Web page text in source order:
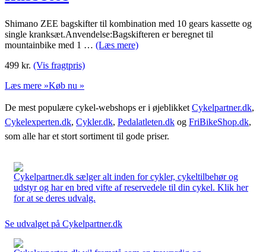
Shimano ZEE bagskifter til kombination med 10 gears kassette og
single kranksæt.Anvendelse:Bagskifteren er beregnet til
mountainbike med 1 … (Læs mere)
499 kr. (Vis fragtpris)
Læs mere »Køb nu »
De mest populære cykel-webshops er i øjeblikket Cykelpartner.dk,
Cykelexperten.dk, Cykler.dk, Pedalatleten.dk og FriBikeShop.dk,
som alle har et stort sortiment til gode priser.
Cykelpartner.dk sælger alt inden for cykler, cykeltilbehør og
udstyr og har en bred vifte af reservedele til din cykel. Klik her
for at se deres udvalg.
Se udvalget på Cykelpartner.dk